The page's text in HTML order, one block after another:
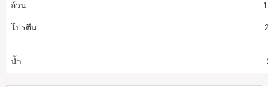
อ้วน
โปรตีน
น้ำ